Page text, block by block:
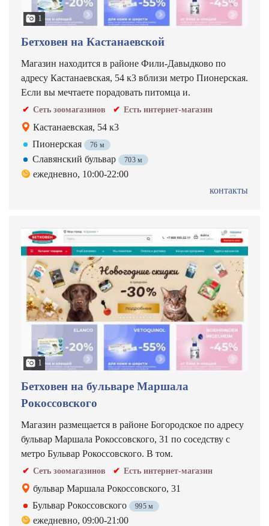
1
Бетховен на Кастанаевской
Магазин находится в районе Фили-Давыдково по
адресу Кастанаевская, 54 к3 вблизи метро Пионерская.
Если вы мечтаете порадовать питомца и.
Сеть зоомагазинов Есть интернет-магазин
Кастанаевская, 54 к3
Пионерская
76 м
Славянский бульвар 703 м
ежедневно, 10:00-22:00
контакты
1
Бетховен на бульваре Маршала
Рокоссовского
Магазин размещается в районе Богородское по адресу
бульвар Маршала Рокоссовского, 31 по соседству с
метро Бульвар Рокоссовского. В том.
Сеть зоомагазинов Есть интернет-магазин
бульвар Маршала Рокоссовского, 31
Бульвар Рокоссовского
995 м
ежедневно, 09:00-21:00